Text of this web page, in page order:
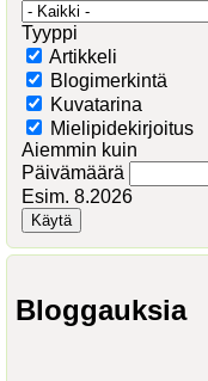
Tyyppi
Artikkeli
Blogimerkintä
Kuvatarina
Mielipidekirjoitus
Aiemmin kuin
Päivämäärä
Esim. 8.2026
Bloggauksia